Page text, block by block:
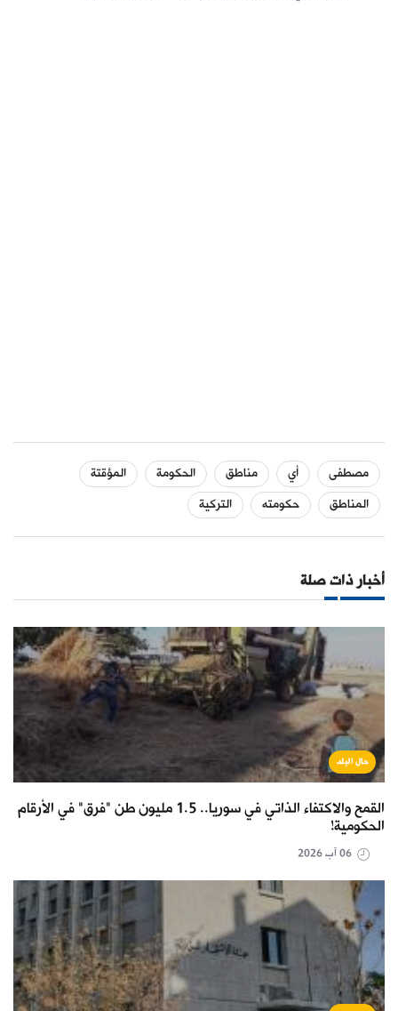
مصطفى أي مناطق الحكومة
المؤقتة
المناطق
حكومته التركية
أخبار ذات صلة
حال البلد
القمح والاكتفاء الذاتي في سوريا.. 1.5 مليون طن "فرق" في الأرقام
الحكومية!